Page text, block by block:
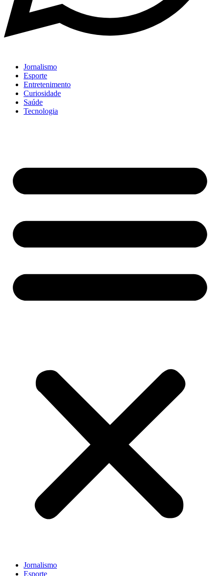
Jornalismo
Esporte
Entretenimento
Curiosidade
Saúde
Tecnologia
Jornalismo
Esporte